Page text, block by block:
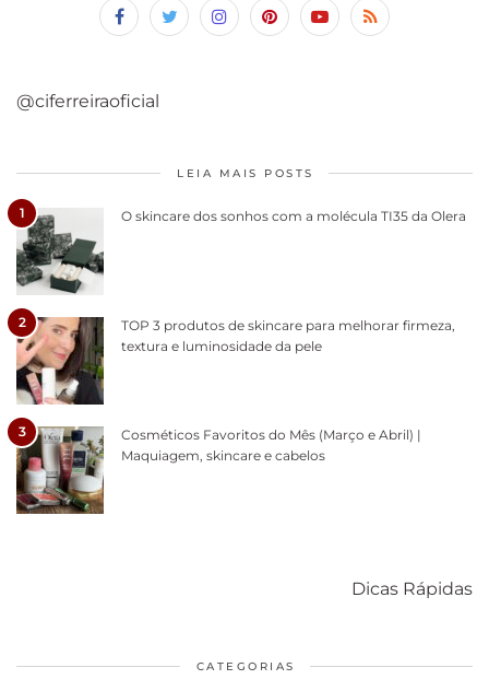
@ciferreiraoficial
LEIA MAIS POSTS
1 O skincare dos sonhos com a molécula TI35 da Olera
2
TOP 3 produtos de skincare para melhorar firmeza,
textura e luminosidade da pele
3
Cosméticos Favoritos do Mês (Março e Abril) |
Maquiagem, skincare e cabelos
Dicas Rápidas
diários
cabelos
CATEGORIAS